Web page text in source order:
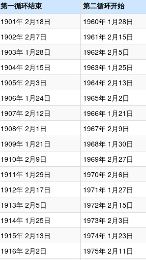
第一循环结束 第二循环开始
1901年 2月18日 1960年 1月28日
1902年 2月7日 1961年 2月15日
1903年 1月28日 1962年 2月5日
1904年 2月15日 1963年 1月25日
1905年 2月3日 1964年 2月13日
1906年 1月24日 1965年 2月2日
1907年 2月12日 1966年 1月21日
1908年 2月1日 1967年 2月9日
1909年 1月21日 1968年 1月30日
1910年 2月9日 1969年 2月27日
1911年 1月29日 1970年 2月6日
1912年 2月17日 1971年 1月27日
1913年 2月5日 1972年 2月15日
1914年 1月25日 1973年 2月3日
1915年 2月13日 1974年 1月23日
1916年 2月2日 1975年 2月11日